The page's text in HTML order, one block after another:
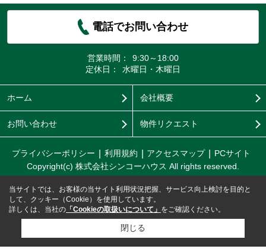
電話でお問い合わせ
営業時間：
9:30～18:00
定休日：
水曜日・木曜日
ホーム 会社概要
お問い合わせ 物件リクエスト
プライバシーポリシー 利用規約 アクセスマップ
PCサイト
Copyright(c) 株式会社シンコーハウス All rights reserved.
当サイトでは、お客様の当サイト利用状況把握、サービス向上検討を目的と
して、クッキー（Cookie）を使用しています。
詳しくは、当社の 「Cookieの取扱いについて」 をご確認ください。
閉じる